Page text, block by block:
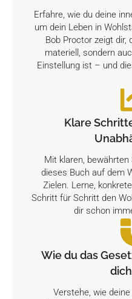
Erfahre, wie du deine
um dein Leben in
Bob Proctor zeigt
materiell, sondern
Einstellung ist – und
Klare
Mit klaren,
dieses Buch auf dem
Zielen. Lerne,
Schritt für Schritt den
dir schon
Wie du das
Verstehe, wie